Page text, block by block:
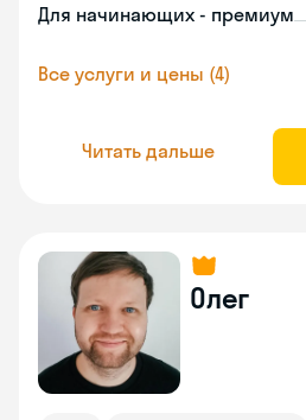
Для начинающих - премиум
Все услуги и цены (4)
Читать дальше
Олег